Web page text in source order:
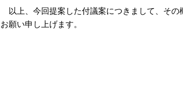
以上、今回提案した付議案につきまして、その
お願い申し上げます。